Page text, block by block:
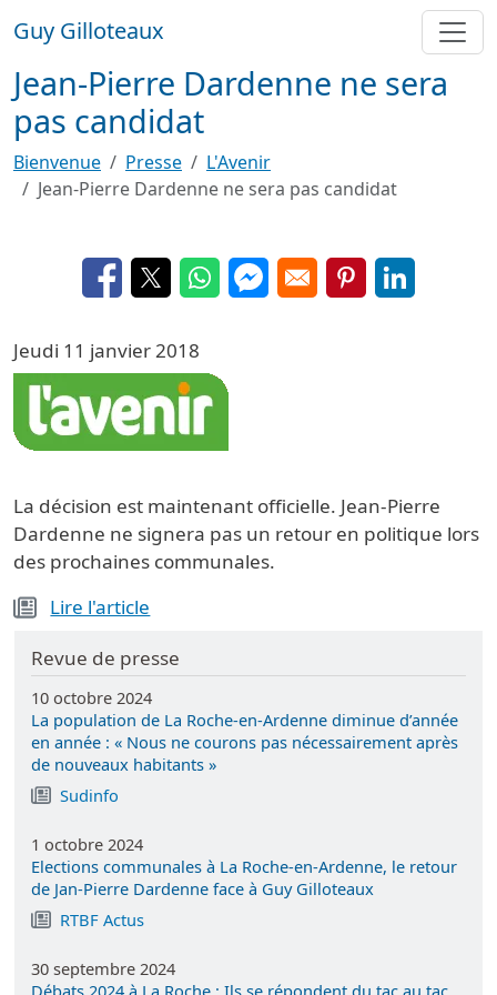
Guy Gilloteaux
Jean-Pierre Dardenne ne sera
pas candidat
Bienvenue Presse
L'Avenir
Jean-Pierre Dardenne ne sera pas candidat
Opens in a new window
Opens in a new window
Opens in a new window
Opens in a new window
Opens in a new
Opens in a
Jeudi 11 janvier 2018
Image
La décision est maintenant officielle. Jean-Pierre
Dardenne ne signera pas un retour en politique lors
des prochaines communales.
Lire l'article
Revue de presse
10 octobre 2024
La population de La Roche-en-Ardenne diminue d’année
en année : « Nous ne courons pas nécessairement après
de nouveaux habitants »
Sudinfo
1 octobre 2024
Elections communales à La Roche-en-Ardenne, le retour
de Jan-Pierre Dardenne face à Guy Gilloteaux
RTBF Actus
30 septembre 2024
Débats 2024 à La Roche : Ils se répondent du tac au tac